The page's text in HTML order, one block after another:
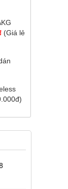
(Giá lẻ